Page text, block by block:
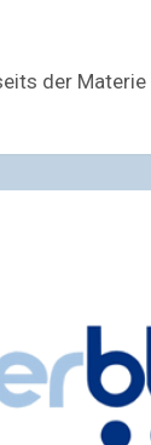
der Materie